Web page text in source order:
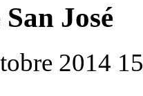
José
2014